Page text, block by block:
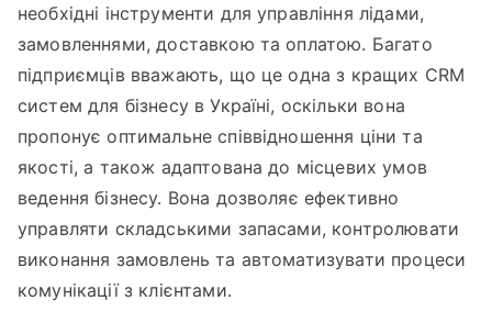
необхідні інструменти для управління лідами,
замовленнями, доставкою та оплатою. Багато
підприємців вважають, що це одна з кращих CRM
систем для бізнесу в Україні, оскільки вона
пропонує оптимальне співвідношення ціни та
якості, а також адаптована до місцевих умов
ведення бізнесу. Вона дозволяє ефективно
управляти складськими запасами, контролювати
виконання замовлень та автоматизувати процеси
комунікації з клієнтами.